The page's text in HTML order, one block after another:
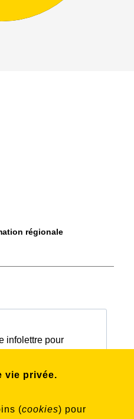
vie privée.
(cookies) pour
régionale
infolettre pour